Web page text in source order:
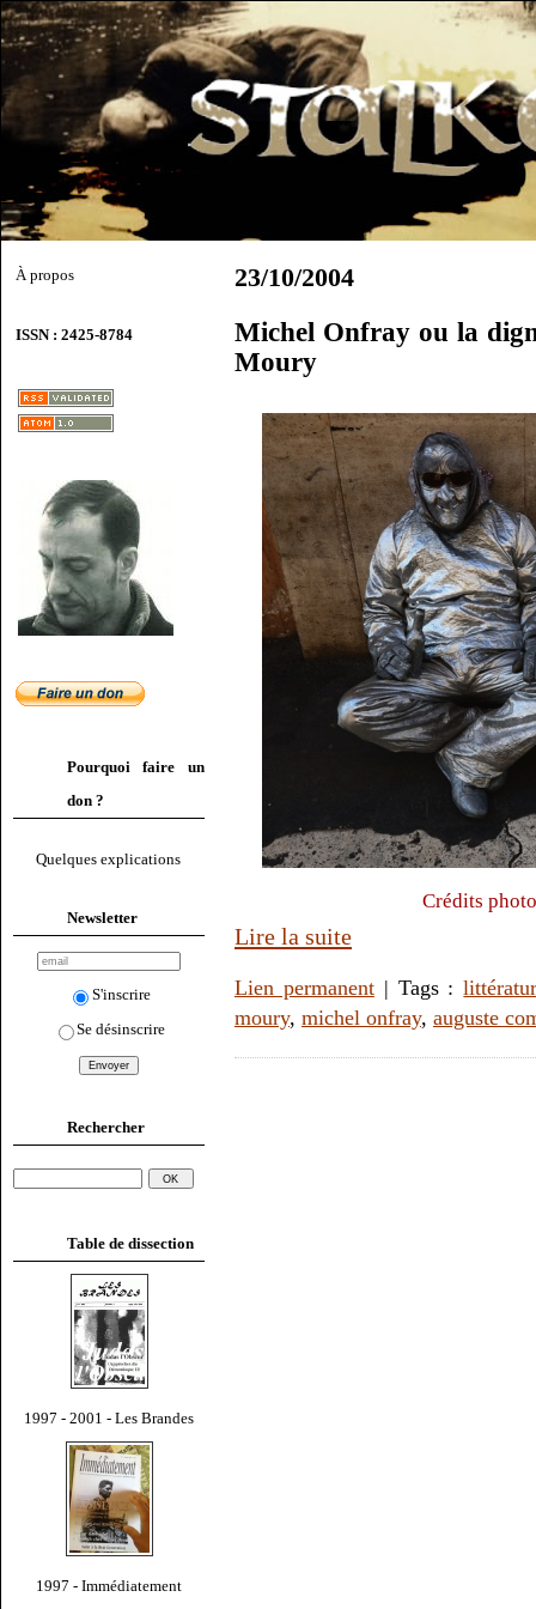
À propos
ISSN : 2425-8784
Pourquoi faire un
don ?
Quelques explications
Newsletter
S'inscrire
Se désinscrire
Rechercher
Table de dissection
1997 - 2001 - Les Brandes
1997 - Immédiatement
23/10/2004
Michel Onfray ou la
Moury
Crédits
Lire la suite
Lien permanent| Tags :
moury, michel onfray, auguste